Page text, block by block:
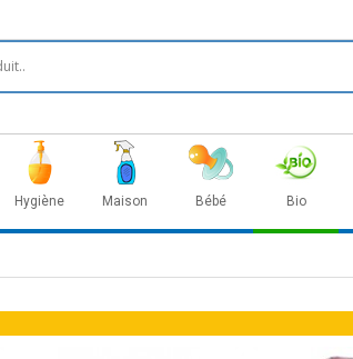
Hygiène Maison Bébé Bio